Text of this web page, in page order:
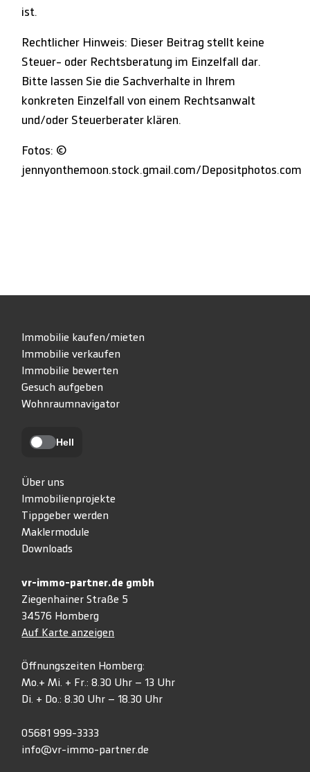
ist.
Rechtlicher Hinweis: Dieser Beitrag stellt keine
Steuer- oder Rechtsberatung im Einzelfall dar.
Bitte lassen Sie die Sachverhalte in Ihrem
konkreten Einzelfall von einem Rechtsanwalt
und/oder Steuerberater klären.
Fotos: ©
jennyonthemoon.stock.gmail.com/Depositphotos.com
Immobilie kaufen/mieten
Immobilie verkaufen
Immobilie bewerten
Gesuch aufgeben
Wohnraumnavigator
Hell
Über uns
Immobilienprojekte
Tippgeber werden
Maklermodule
Downloads
vr-immo-partner.de gmbh
Ziegenhainer Straße 5
34576 Homberg
Auf Karte anzeigen
Öffnungszeiten Homberg:
Mo.+ Mi. + Fr.: 8.30 Uhr – 13 Uhr
Di. + Do.: 8.30 Uhr – 18.30 Uhr
05681 999-3333
info@vr-immo-partner.de